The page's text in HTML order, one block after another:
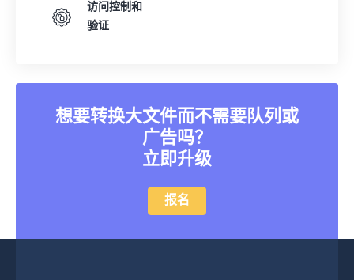
访问控制和
验证
想要转换大文件而不需要队列或
广告吗？
立即升级
报名